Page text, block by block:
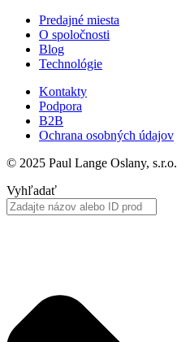
Predajné miesta
O spoločnosti
Blog
Technológie
Kontakty
Podpora
B2B
Ochrana osobných údajov
© 2025 Paul Lange Oslany,
Vyhľadať